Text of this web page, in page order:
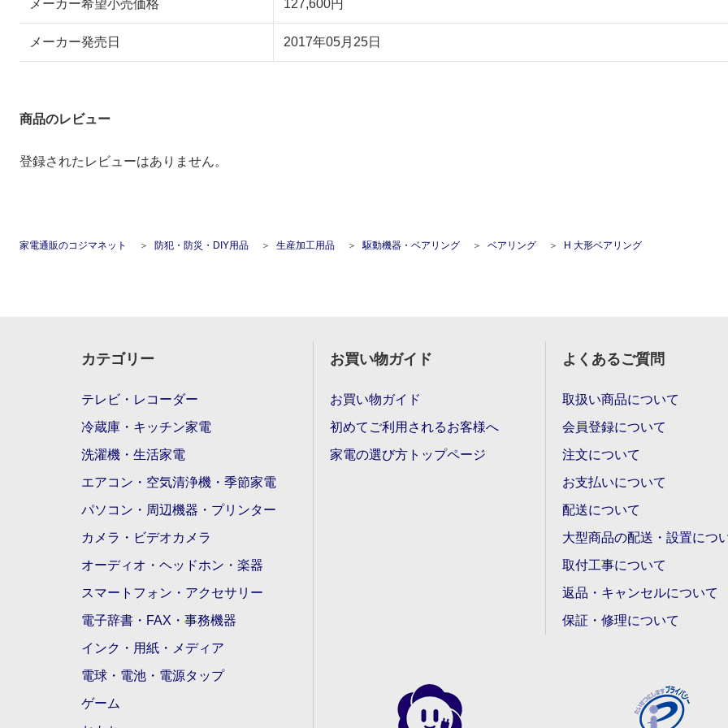
メーカー希望小売価格 127,600円
メーカー発売日 2017年05月25日
商品のレビュー
登録されたレビューはありません。
家電通販のコジマネット 防犯・防災・DIY用品 生産加工用品 駆動機器・ベアリング ベアリング H 大形ベアリング
カテゴリー
テレビ・レコーダー
冷蔵庫・キッチン家電
洗濯機・生活家電
エアコン・空気清浄機・季節家電
パソコン・周辺機器・プリンター
カメラ・ビデオカメラ
オーディオ・ヘッドホン・楽器
スマートフォン・アクセサリー
電子辞書・FAX・事務機器
インク・用紙・メディア
電球・電池・電源タップ
ゲーム
お買い物ガイド
お買い物ガイド
初めてご利用されるお客様へ
家電の選び方トップページ
よくあるご質問
取扱い商品について
会員登録について
注文について
お支払いについて
配送について
大型商品の配送・設置につ
取付工事について
返品・キャンセルについて
保証・修理について